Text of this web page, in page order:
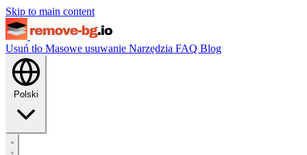
Skip to main content
Usuń tło Masowe usuwanie Narzędzia FAQ Blog
Polski